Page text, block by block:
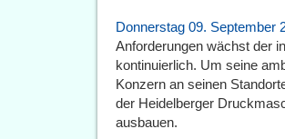
Donnerstag 09. September
Anforderungen wächst der
kontinuierlich. Um seine
Konzern an seinen
der Heidelberger
ausbauen.